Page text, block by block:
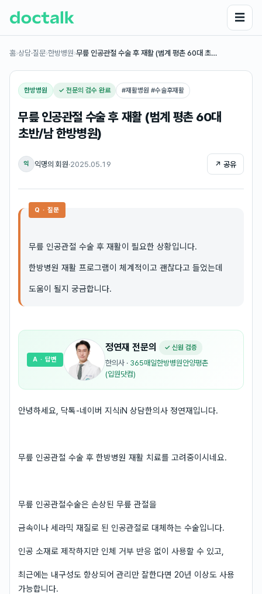
☰
홈›상담·질문›한방병원›무릎 인공관절 수술 후 재활 (범계 평촌 60대 초…
한방병원 ✓ 전문의 검수 완료 #재활병원 #수술후재활
무릎 인공관절 수술 후 재활 (범계 평촌 60대
초반/남 한방병원)
익 익명의 회원·2025.05.19 ↗ 공유
Q · 질문
무릎 인공관절 수술 후 재활이 필요한 상황입니다.
한방병원 재활 프로그램이 체계적이고 괜찮다고 들었는데
도움이 될지 궁금합니다.
정연재 전문의 ✓ 신원 검증
한의사 · 365매일한방병원안양평촌
(입원닷컴)
A · 답변
안녕하세요, 닥톡-네이버 지식iN 상담한의사 정연재입니다.
무릎 인공관절 수술 후 한방병원 재활 치료를 고려중이시네요.
무릎 인공관절수술은 손상된 무릎 관절을
금속이나 세라믹 재질로 된 인공관절로 대체하는 수술입니다.
인공 소재로 제작하지만 인체 거부 반응 없이 사용할 수 있고,
최근에는 내구성도 향상되어 관리만 잘한다면 20년 이상도 사용
가능합니다.